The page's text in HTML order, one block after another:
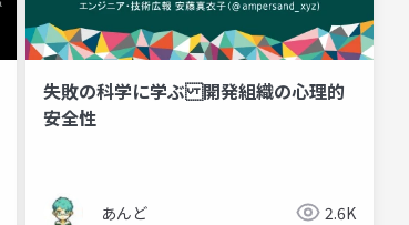
失敗の科学に学ぶ 開発組織の心理的
安全性
あんど 2.6K